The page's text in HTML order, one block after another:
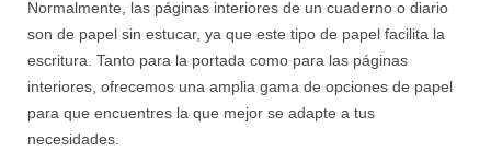
Normalmente, las páginas interiores de un cuaderno o diario
son de papel sin estucar, ya que este tipo de papel facilita la
escritura. Tanto para la portada como para las páginas
interiores, ofrecemos una amplia gama de opciones de papel
para que encuentres la que mejor se adapte a tus
necesidades.